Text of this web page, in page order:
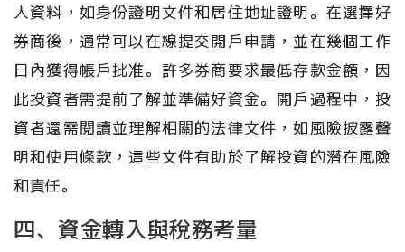
人資料，如身份證明文件和居住地址證明。在選擇好
券商後，通常可以在線提交開戶申請，並在幾個工作
日內獲得帳戶批准。許多券商要求最低存款金額，因
此投資者需提前了解並準備好資金。開戶過程中，投
資者還需閱讀並理解相關的法律文件，如風險披露聲
明和使用條款，這些文件有助於了解投資的潛在風險
和責任。
四、資金轉入與稅務考量